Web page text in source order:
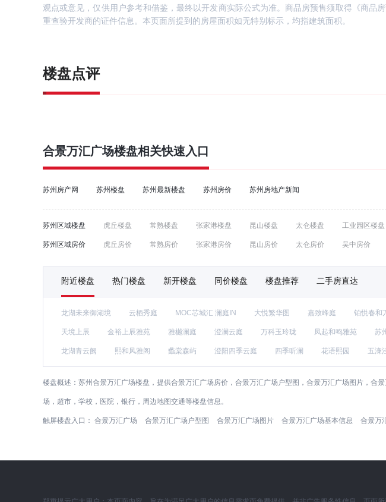
观点或意见，仅供用户参考和借鉴，最终以开发商实际公式为准。商品房预售须取得《商品
重查验开发商的证件信息。本页面所提到的房屋面积如无特别标示，均指建筑面积。
楼盘点评
合景万汇广场楼盘相关快速入口
苏州房产网 苏州楼盘 苏州最新楼盘 苏州房价 苏州房地产新闻
苏州区域楼盘 虎丘楼盘 常熟楼盘 张家港楼盘 昆山楼盘 太仓楼盘 工业园区楼盘
苏州区域房价 虎丘房价 常熟房价 张家港房价 昆山房价 太仓房价 吴中房价
附近楼盘 热门楼盘 新开楼盘 同价楼盘 楼盘推荐 二手房直达
龙湖未来御湖境 云栖秀庭 MOC芯城汇 澜庭IN 大悦繁华图 嘉致峰庭 铂悦春和
天境上辰 金裕上辰雅苑 雅樾澜庭 澄澜云庭 万科玉玲珑 凤起和鸣雅苑 苏
龙湖青云阙 熙和风雅阁 蠡棠森屿 澄阳四季云庭 四季听澜 花语熙园 五潨
楼盘概述： 苏州合景万汇广场楼盘，提供合景万汇广场房价，合景万汇广场户型图，合景万汇广场图片，
场，超市，学校，医院，银行，周边地图交通等楼盘信息。
触屏楼盘入口： 合景万汇广场 合景万汇广场户型图 合景万汇广场图片 合景万汇广场基本信息 合景万